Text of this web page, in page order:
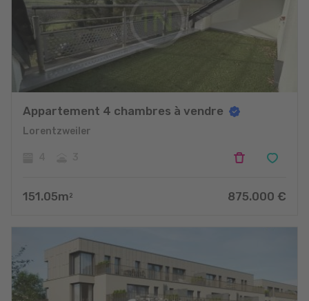
Appartement 4 chambres à vendre
Lorentzweiler
151.05m 2 875.000 €